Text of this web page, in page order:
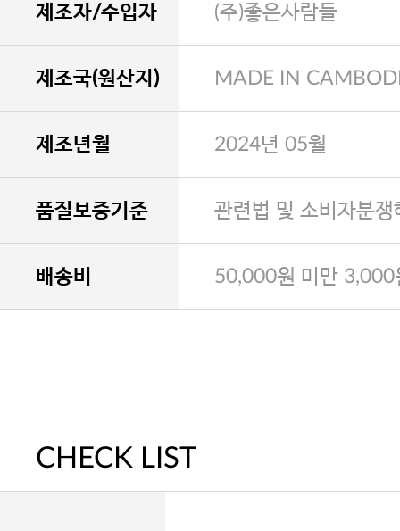
제조자/수입자 (주)좋은사람들
제조국(원산지) MADE IN
제조년월 2024년 05월
품질보증기준 관련법 및 소비자분
배송비 50,000원 미만 3,000
CHECK LIST